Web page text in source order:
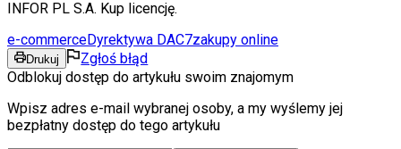
INFOR PL S.A. Kup licencję.
e-commerceDyrektywa DAC7zakupy online
Drukuj
Zgłoś błąd
Odblokuj dostęp do artykułu swoim znajomym
Wpisz adres e-mail wybranej osoby, a my wyślemy jej
bezpłatny dostęp do tego artykułu